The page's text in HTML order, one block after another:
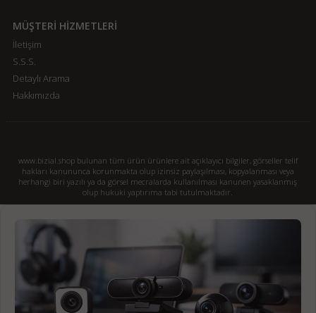
MÜŞTERİ HİZMETLERİ
İletişim
S.S.S.
Detaylı Arama
Hakkımızda
www.bizial.shop bulunan tüm ürün ürünlere ait açıklayıcı bilgiler, görseller telif
hakları kanununca korunmakta olup izinsiz paylaşılması, kopyalanması veya
herhangi biri yazılı ya da görsel mecralarda kullanılması kanunen yasaklanmış
olup hukuki yaptırıma tabi tutulmaktadır.